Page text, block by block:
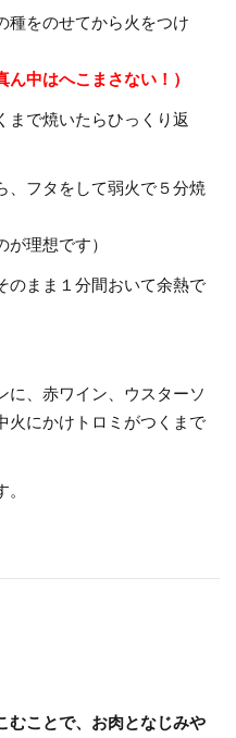
をのせてから火をつけ
ん中はへこまさない！）
で焼いたらひっくり返
フタをして弱火で５分焼
が理想です）
まま１分間おいて余熱で
、赤ワイン、ウスターソ
火にかけトロミがつくまで
むことで、お肉となじみや